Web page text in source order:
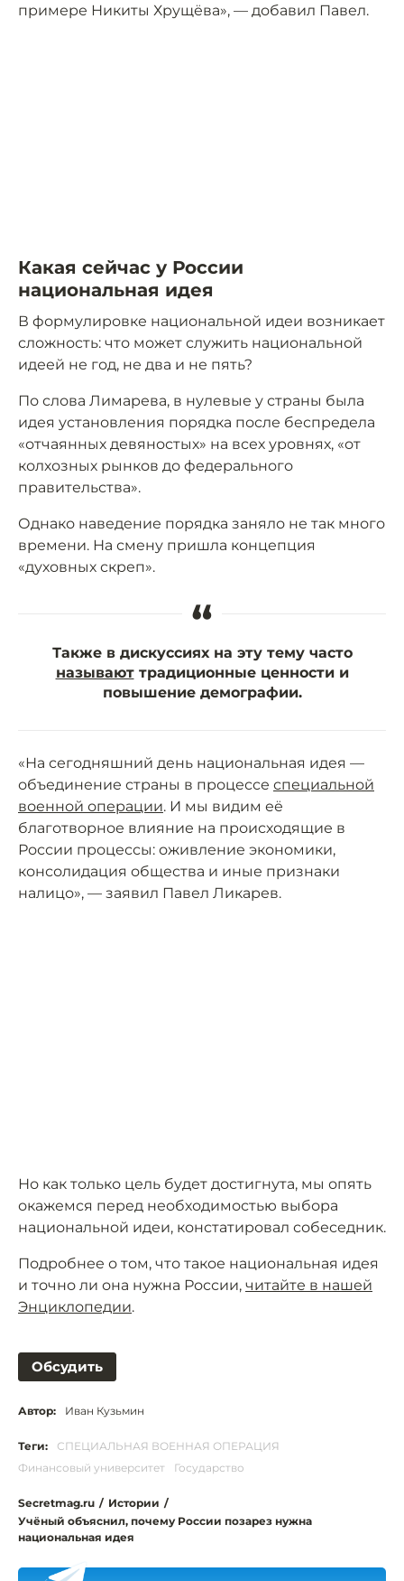
примере Никиты Хрущёва», — добавил Павел.
Какая сейчас у России
национальная идея
В формулировке национальной идеи возникает
сложность: что может служить национальной
идеей не год, не два и не пять?
По слова Лимарева, в нулевые у страны была
идея установления порядка после беспредела
«отчаянных девяностых» на всех уровнях, «от
колхозных рынков до федерального
правительства».
Однако наведение порядка заняло не так много
времени. На смену пришла концепция
«духовных скреп».
“
Также в дискуссиях на эту тему часто
называюттрадиционные ценности и
повышение демографии.
«На сегодняшний день национальная идея —
объединение страны в процессе специальной
военной операции. И мы видим её
благотворное влияние на происходящие в
России процессы: оживление экономики,
консолидация общества и иные признаки
налицо», — заявил Павел Ликарев.
Но как только цель будет достигнута, мы опять
окажемся перед необходимостью выбора
национальной идеи, констатировал собеседник.
Подробнее о том, что такое национальная идея
и точно ли она нужна России, читайте в нашей
Энциклопедии.
Обсудить
Автор: Иван Кузьмин
Теги:
СПЕЦИАЛЬНАЯ ВОЕННАЯ ОПЕРАЦИЯ
Финансовый университет
Государство
Secretmag.ru / Истории /
Учёный объяснил, почему России позарез нужна
национальная идея